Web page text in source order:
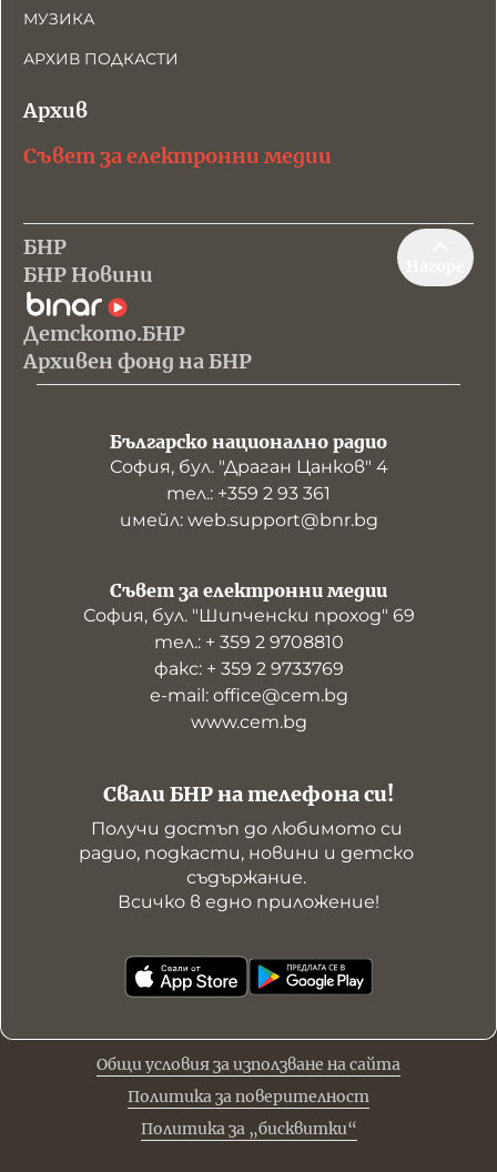
МУЗИКА
АРХИВ ПОДКАСТИ
Архив
Съвет за електронни медии
БНР
БНР Новини
Детското.БНР
Архивен фонд на БНР
Българско национално радио
София, бул. "Драган Цанков" 4
тел.: +359 2 93 361
имейл: web.support@bnr.bg
Свали БНР на телефона си!
Получи достъп до любимото си
радио, подкасти, новини и детско
съдържание.
Всичко в едно приложение!
Съвет за електронни медии
София, бул. "Шипченски проход" 69
тел.: + 359 2 9708810
факс: + 359 2 9733769
е-mail: office@cem.bg
www.cem.bg
Общи условия за използване на сайта
Политика за поверителност
Политика за „бисквитки“